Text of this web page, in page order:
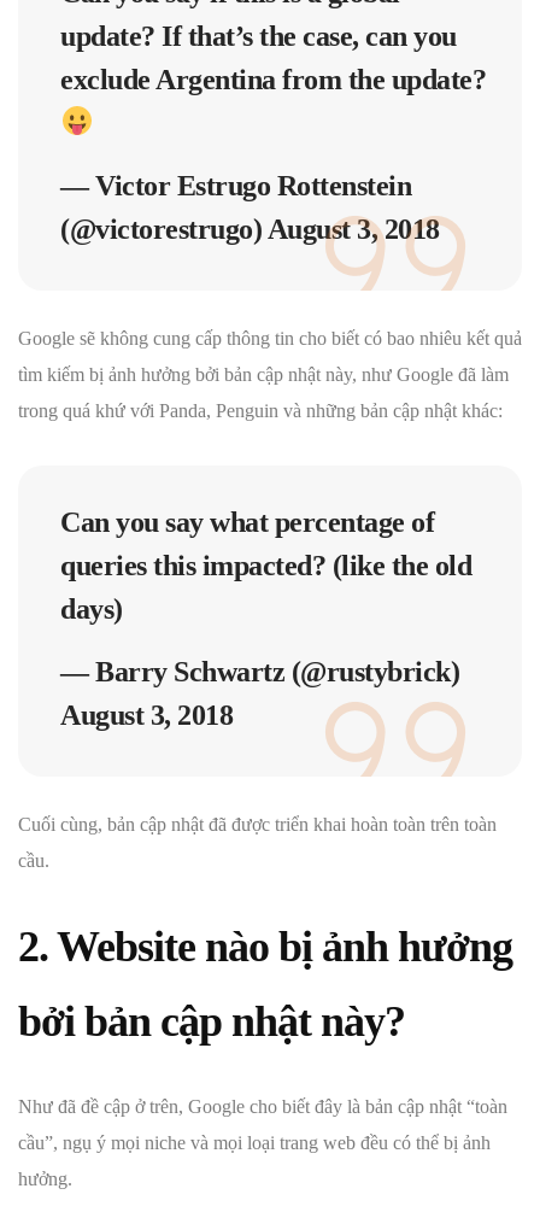
update? If that’s the case, can you
exclude Argentina from the update?
— Victor Estrugo Rottenstein
(@victorestrugo) August 3, 2018
Google sẽ không cung cấp thông tin cho biết có bao nhiêu kết quả
tìm kiếm bị ảnh hưởng bởi bản cập nhật này, như Google đã làm
trong quá khứ với Panda, Penguin và những bản cập nhật khác:
Can you say what percentage of
queries this impacted? (like the old
days)
— Barry Schwartz (@rustybrick)
August 3, 2018
Cuối cùng, bản cập nhật đã được triển khai hoàn toàn trên toàn
cầu.
2. Website nào bị ảnh hưởng
bởi bản cập nhật này?
Như đã đề cập ở trên, Google cho biết đây là bản cập nhật “toàn
cầu”, ngụ ý mọi niche và mọi loại trang web đều có thể bị ảnh
hưởng.